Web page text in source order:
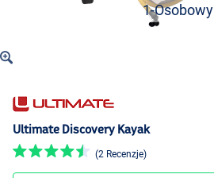
1-Osobowy
Ultimate Discovery Kayak
(2 Recenzje)